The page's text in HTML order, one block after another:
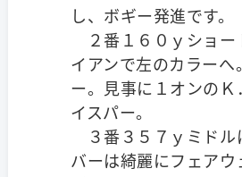
し、ボギー発進です。
２番１６０ｙショー
イアンで左のカラーへ
ー。見事に１オンのＫ
イスパー。
３番３５７ｙミドル
バーは綺麗にフェアウ